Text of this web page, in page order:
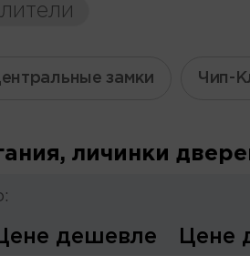
замки Чип-
личинки
дешевле Цене